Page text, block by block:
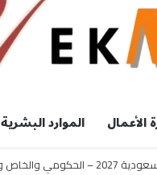
الأعمال الموارد البشرية
[جدول محدث]